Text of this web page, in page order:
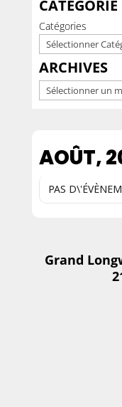
CATÉGORIE
Catégories
ARCHIVES
Archives
AOÛT,
PAS
Grand